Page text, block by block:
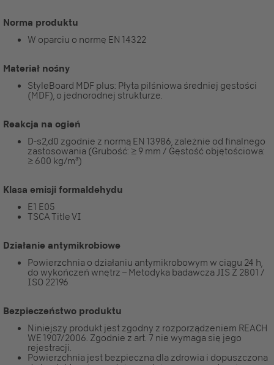
Norma produktu
W oparciu o normę EN 14322
Materiał nośny
StyleBoard MDF plus: Płyta pilśniowa średniej gęstości
(MDF), o jednorodnej strukturze.
Reakcja na ogień
D-s2,d0 zgodnie z normą EN 13986, zależnie od finalnego
zastosowania (Grubość: ≥ 9 mm / Gęstość objętościowa:
≥ 600 kg/m³)
Klasa emisji formaldehydu
E1 E05
TSCA Title VI
Działanie antymikrobiowe
Powierzchnia o działaniu antymikrobowym w ciągu 24 h,
do wykończeń wnętrz – Metodyka badawcza JIS Z 2801 /
ISO 22196
Bezpieczeństwo produktu
Niniejszy produkt jest zgodny z rozporządzeniem REACH
WE 1907/2006. Zgodnie z art. 7 nie wymaga się jego
rejestracji.
Powierzchnia jest bezpieczna dla zdrowia i dopuszczona